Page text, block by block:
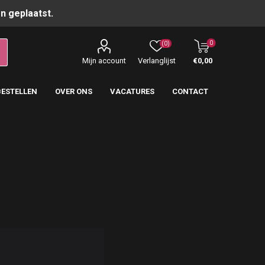
geplaatst.
Mijn account Verlanglijst
(0) 0
€0,00
OVER ONS VACATURES CONTACT